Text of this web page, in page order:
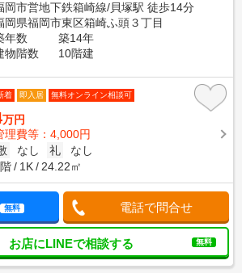
岡市営地下鉄箱崎線/貝塚駅 徒歩14分
岡県福岡市東区箱崎ふ頭３丁目
年数
築14年
物階数
10階建
着 即入居 無料オンライン相談可
万円
理費等：4,000円
なし 礼
なし
1K 24.22㎡
無料 電話で問合せ
お店にLINEで相談する 無料